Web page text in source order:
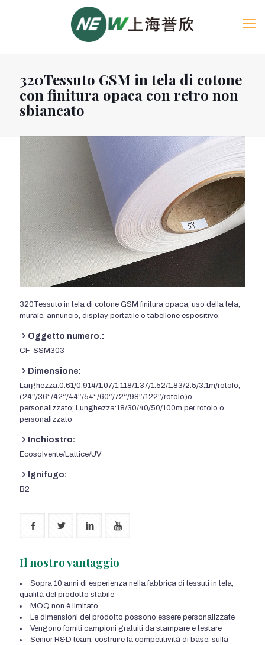
320Tessuto GSM in tela di cotone
con finitura opaca con retro non
sbiancato
320Tessuto in tela di cotone GSM finitura opaca, uso della tela,
murale, annuncio, display portatile o tabellone espositivo.
Oggetto numero.:
CF-SSM303
Dimensione:
Larghezza:0.61/0.914/1.07/1.118/1.37/1.52/1.83/2.5/3.1m/rotolo,
(24‘’/36‘’/42‘’/44‘’/54‘’/60‘’/72‘’/98‘’/122‘’/rotolo)o
personalizzato; Lunghezza:18/30/40/50/100m per rotolo o
personalizzato
Inchiostro:
Ecosolvente/Lattice/UV
Ignifugo:
B2
Il nostro vantaggio
Sopra 10 anni di esperienza nella fabbrica di tessuti in tela,
qualità del prodotto stabile
MOQ non è limitato
Le dimensioni del prodotto possono essere personalizzate
Vengono forniti campioni gratuiti da stampare e testare
Senior R&D team, costruire la competitività di base, sulla